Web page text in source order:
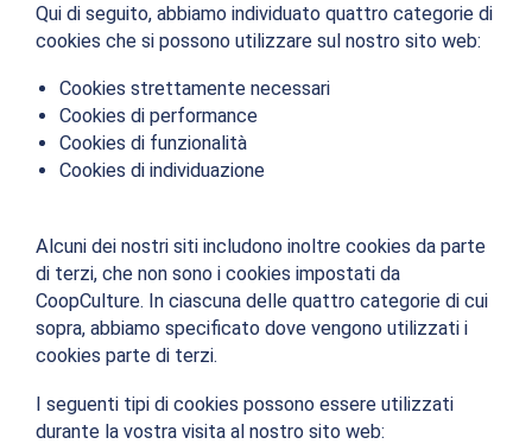
Qui di seguito, abbiamo individuato quattro categorie di
cookies che si possono utilizzare sul nostro sito web:
Cookies strettamente necessari
Cookies di performance
Cookies di funzionalità
Cookies di individuazione
Alcuni dei nostri siti includono inoltre cookies da parte
di terzi, che non sono i cookies impostati da
CoopCulture. In ciascuna delle quattro categorie di cui
sopra, abbiamo specificato dove vengono utilizzati i
cookies parte di terzi.
I seguenti tipi di cookies possono essere utilizzati
durante la vostra visita al nostro sito web: